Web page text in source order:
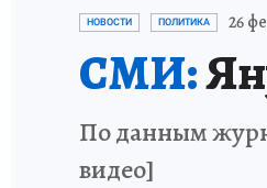
НОВОСТИ ПОЛИТИКА 26
СМИ:
По данным
видео]